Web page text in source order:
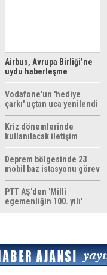
Airbus, Avrupa Birliği’ne
uydu haberleşme
çözümleri sunuyor
Vodafone'un 'hediye
çarkı' uçtan uca yenilendi
Kriz dönemlerinde
kullanılacak iletişim
yöntemleri rehberi
hazırlandı
Deprem bölgesinde 23
mobil baz istasyonu görev
yapıyor
PTT AŞ'den 'Millî
egemenliğin 100. yılı'